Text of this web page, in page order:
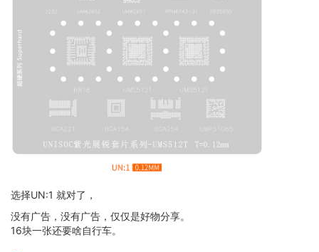
选择UN:1 就对了，
没有广告，没有广告，仅仅是好物分享。
16块一张还要啥自行车。